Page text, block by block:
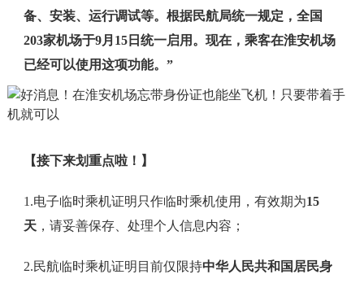
备、安装、运行调试等。根据民航局统一规定，全国
203家机场于9月15日统一启用。现在，乘客在淮安机场
已经可以使用这项功能。”
【接下来划重点啦！】
1.电子临时乘机证明只作临时乘机使用，有效期为15
天，请妥善保存、处理个人信息内容；
2.民航临时乘机证明目前仅限持中华人民共和国居民身